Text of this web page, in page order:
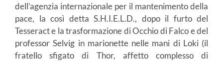
dell’agenzia internazionale per il mantenimento della
pace, la così detta S.H.I.E.L.D., dopo il furto del
Tesseract e la trasformazione di Occhio di Falco e del
professor Selvig in marionette nelle mani di Loki (il
fratello sfigato di Thor, affetto complesso di